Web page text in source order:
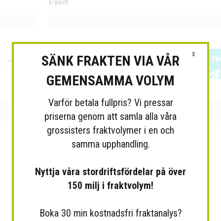
E-post:
X
SÄNK FRAKTEN VIA VÅR
GEMENSAMMA VOLYM
Varför betala fullpris? Vi pressar
priserna genom att samla alla våra
grossisters fraktvolymer i en och
samma upphandling.
Nyttja våra stordriftsfördelar på över
150 milj i fraktvolym!
Boka 30 min kostnadsfri fraktanalys?